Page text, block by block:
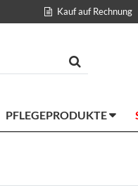
Kauf auf Rechnung
PFLEGEPRODUKTE